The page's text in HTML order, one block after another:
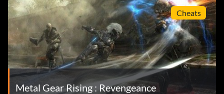
Cheats
Metal Gear Rising : Revengeance